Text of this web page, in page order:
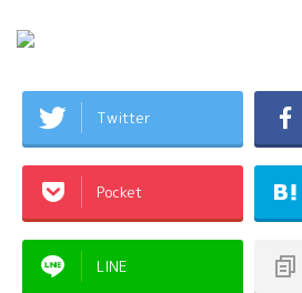
Twitter
Pocket
LINE